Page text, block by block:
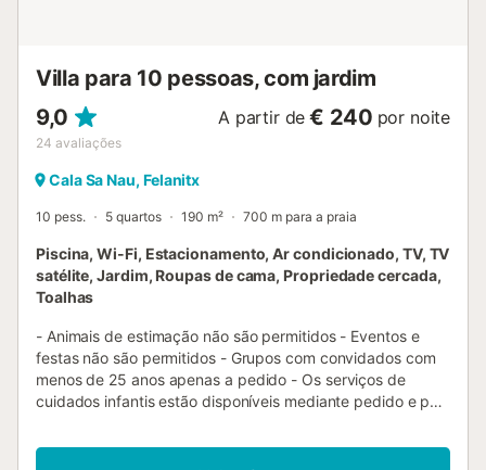
Villa para 10 pessoas, com jardim
9,0
24 avaliações
A partir de € 240 por noite
Cala Sa Nau, Felanitx
10 pess. 5 quartos 190 m² 700 m para a praia
Piscina, Wi-Fi, Estacionamento, Ar condicionado, TV, TV
satélite, Jardim, Roupas de cama, Propriedade cercada,
Toalhas
- Animais de estimação não são permitidos - Eventos e
festas não são permitidos - Grupos com convidados com
menos de 25 anos apenas a pedido - Os serviços de
cuidados infantis estão disponíveis mediante pedido e por
e preservadas baías de Cala Mitjana e Cala Sa Nau, a
"Finca Sanau" está localizada mesmo à porta do popular